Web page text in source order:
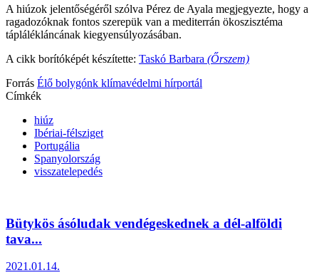
A hiúzok jelentőségéről szólva Pérez de Ayala megjegyezte, hogy a
ragadozóknak fontos szerepük van a mediterrán ökoszisztéma
táplálékláncának kiegyensúlyozásában.
A cikk borítóképét készítette: Taskó Barbara (Őrszem)
Forrás Élő bolygónk klímavédelmi hírportál
Címkék
hiúz
Ibériai-félsziget
Portugália
Spanyolország
visszatelepedés
Bütykös ásóludak vendégeskednek a dél-alföldi
tava...
2021.01.14.